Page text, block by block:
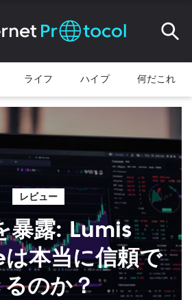
ライフ ハイプ 何だこれ
レビュー
暴露: Lumis
本当に信頼で
のか？